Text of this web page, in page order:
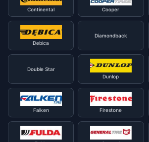
Continental Cooper
Debica
Diamondback
Double Star
Dunlop
Falken Firestone